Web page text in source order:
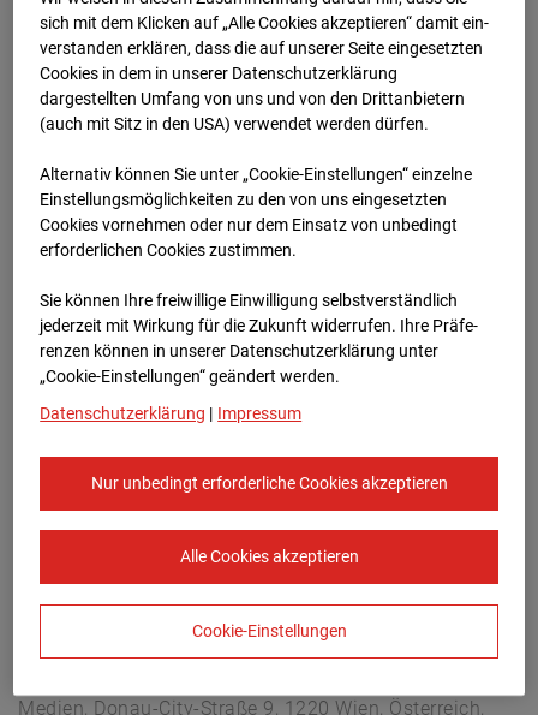
BC-132 - BV-Ausbau
Bonatzbau -Cam9
Arnulf Klett Platz, 70173 Stuttgart
Zur Übersicht
Europe/Berlin
Medien, Donau-City-Straße 9, 1220 Wien, Österreich,
sich mit dem Klicken auf „Alle Cookies akzeptieren“ damit ein­
ver­standen erklären, dass die auf unserer Seite eingesetzten
Cookies in dem in unserer Datenschutzerklärung
dargestellten Umfang von uns und von den Drittanbietern
(auch mit Sitz in den USA) verwendet werden dürfen.
Alternativ können Sie unter „Cookie-Einstellungen“ einzelne
Einstellungsmöglichkeiten zu den von uns eingesetzten
Cookies vornehmen oder nur dem Einsatz von unbedingt
erforderlichen Cookies zustimmen.
Sie können Ihre freiwillige Einwilligung selbstverständlich
jederzeit mit Wirkung für die Zukunft widerrufen. Ihre Prä­fe­
renzen können in unserer Datenschutzerklärung unter
„Cookie-Einstellungen“ geändert werden.
Datenschutzerklärung | Impressum
Nur unbedingt erforderliche Cookies akzeptieren
Alle Cookies akzeptieren
Cookie-Einstellungen